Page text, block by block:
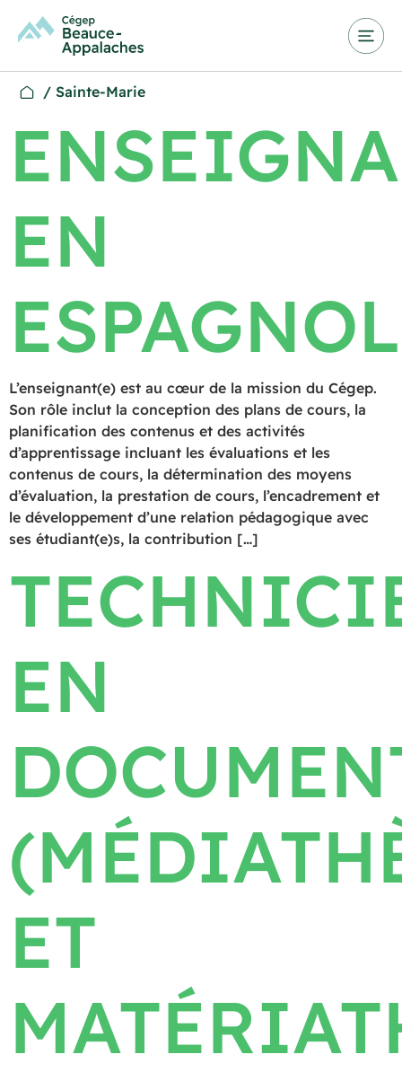
/ Sainte-Marie
EN
ESPAGNOL
L’enseignant(e) est au cœur de la mission du Cégep.
Son rôle inclut la conception des plans de cours, la
planification des contenus et des activités
d’apprentissage incluant les évaluations et les
contenus de cours, la détermination des moyens
d’évaluation, la prestation de cours, l’encadrement et
le développement d’une relation pédagogique avec
ses étudiant(e)s, la contribution […]
EN
ET